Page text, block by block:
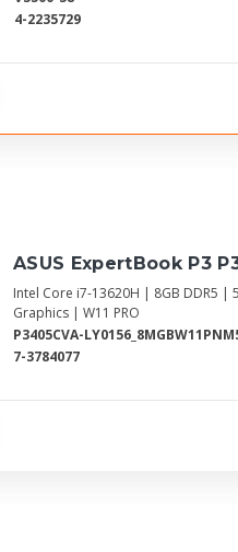
4-2235729
ASUS ExpertBook P3
Intel Core i7-13620H | 8GB DDR5 |
Graphics | W11 PRO
P3405CVA-
7-3784077